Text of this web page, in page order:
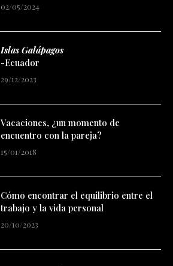
02/05/2024
Islas Galápagos
-Ecuador
29/12/2023
Vacaciones, ¿un momento de
encuentro con la pareja?
15/01/2018
Cómo encontrar el equilibrio entre el
trabajo y la vida personal
20/10/2023